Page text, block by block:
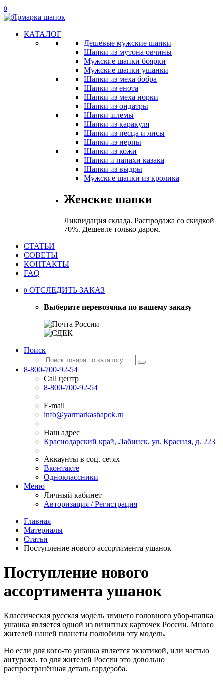
0
КАТАЛОГ
Дешевые мужские шапки
Шапки из мутона овчины
Мужские шапки боярки
Мужские шапки ушанки
Шапки из меха бобра
Шапки из енота
Шапки из меха норки
Шапки из ондатры
Шапки шлемы
Шапки из каракуля
Шапки из песца и лисы
Шапки из нерпы
Шапки из кожи
Шапки и папахи казака
Шапки из выдры
Мужские шапки из кролика
Женские шапки
Ликвидация склада. Распродажа со скидкой
70%. Дешевле только даром.
СТАТЬИ
СОВЕТЫ
КОНТАКТЫ
FAQ
0 ОТСЛЕДИТЬ ЗАКАЗ
Выберите перевозчика по вашему заказу
Поиск
8-800-700-92-54
Call центр
8-800-700-92-54
E-mail
info@yarmarkashapok.ru
Наш адрес
Краснодарский край, Лабинск, ул. Красная, д. 223
Аккаунты в соц. сетях
Вконтакте
Одноклассники
Меню
Личный кабинет
Авторизация / Регистрация
Главная
Материалы
Статьи
Поступление нового ассортимента ушанок
Поступление нового
ассортимента ушанок
Классическая русская модель зимнего головного убор-шапка
ушанка является одной из визитных карточек России. Много
жителей нашей планеты полюбили эту модель.
Но если для кого-то ушанка является экзотикой, или частью
антуража, то для жителей России это довольно
распространённая деталь гардероба.